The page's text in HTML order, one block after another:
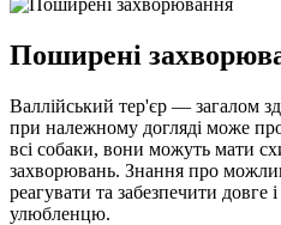
Поширені
Валлійський тер'єр — загалом
при належному догляді може
всі собаки, вони можуть мати
захворювань. Знання про
реагувати та забезпечити
улюбленцю.